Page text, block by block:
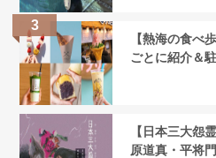
【熱海の食べ
ごとに紹介＆
【日本三大怨
原道真・平将